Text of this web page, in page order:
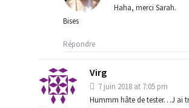
Haha, merci Sarah.
Bises
Répondre
Virg
7 juin 2018 at 7:05 pm
Hummm hâte de tester…J ai